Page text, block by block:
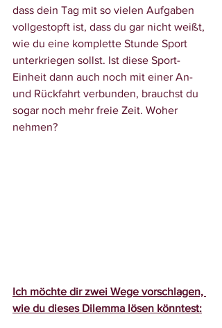
dass dein Tag mit so vielen Aufgaben
vollgestopft ist, dass du gar nicht weißt,
wie du eine komplette Stunde Sport
unterkriegen sollst. Ist diese Sport-
Einheit dann auch noch mit einer An-
und Rückfahrt verbunden, brauchst du
sogar noch mehr freie Zeit. Woher
nehmen?
Ich möchte dir zwei Wege vorschlagen,
wie du dieses Dilemma lösen könntest: